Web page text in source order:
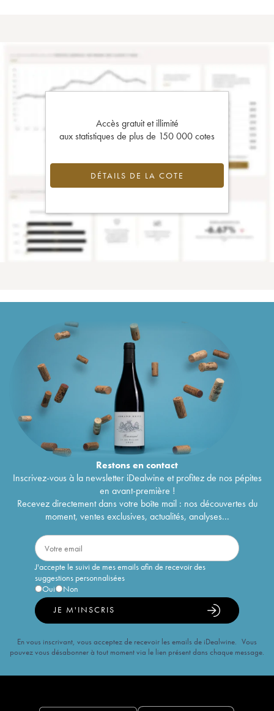
Accès gratuit et illimité
aux statistiques de plus de 150 000 cotes
DÉTAILS DE LA COTE
Restons encontact
Inscrivez-vous à la newsletter iDealwine et profitez de nos pépites
en avant-première !
Recevez directement dans votre boîte mail : nos découvertes du
moment, ventes exclusives, actualités, analyses...
J'accepte le suivi de mes emails afin de recevoir des
suggestions personnalisées
Oui
Non
JE M'INSCRIS
En vous inscrivant, vous acceptez de recevoir les emails de iDealwine. Vous
pouvez vous désabonner à tout moment via le lien présent dans chaque message.